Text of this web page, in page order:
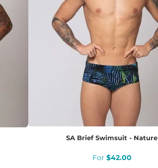
SA Brief Swimsuit - Nature
$42.00